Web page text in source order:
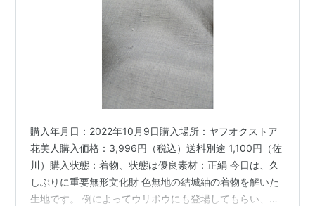
購入年月日：2022年10月9日購入場所：ヤフオクストア
花美人購入価格：3,996円（税込）送料別途 1,100円（佐
川）購入状態：着物、状態は優良素材：正絹 今日は、久
しぶりに重要無形文化財 色無地の結城紬の着物を解いた
生地です。 例によってウリボウにも登場してもらい、生